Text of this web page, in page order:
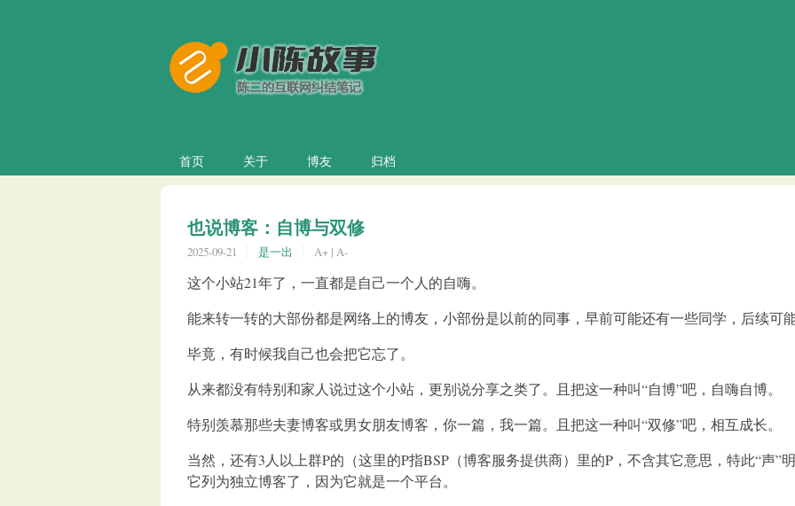
首页 关于 博友 归档
也说博客：自博与双修
2025-09-21 是一出 A+ | A-
这个小站21年了，一直都是自己一个人的自嗨。
能来转一转的大部份都是网络上的博友，小部份是以前的同事，早前可能还有一些同学，后续可
毕竟，有时候我自己也会把它忘了。
从来都没有特别和家人说过这个小站，更别说分享之类了。且把这一种叫“自博”吧，自嗨自博。
特别羡慕那些夫妻博客或男女朋友博客，你一篇，我一篇。且把这一种叫“双修”吧，相互成长。
当然，还有3人以上群P的（这里的P指BSP（博客服务提供商）里的P，不含其它意思，特此“声”
它列为独立博客了，因为它就是一个平台。